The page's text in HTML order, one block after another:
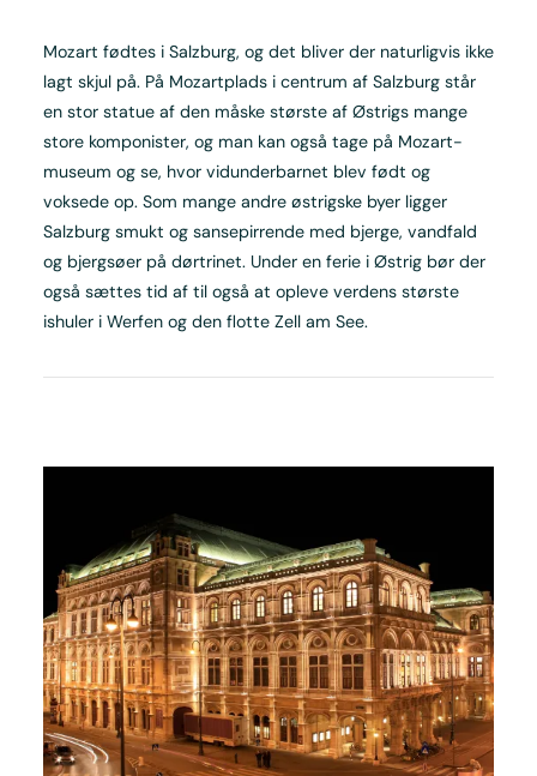
Mozart fødtes i Salzburg, og det bliver der naturligvis ikke
lagt skjul på. På Mozartplads i centrum af Salzburg står
en stor statue af den måske største af Østrigs mange
store komponister, og man kan også tage på Mozart-
museum og se, hvor vidunderbarnet blev født og
voksede op. Som mange andre østrigske byer ligger
Salzburg smukt og sansepirrende med bjerge, vandfald
og bjergsøer på dørtrinet. Under en ferie i Østrig bør der
også sættes tid af til også at opleve verdens største
ishuler i Werfen og den flotte Zell am See.